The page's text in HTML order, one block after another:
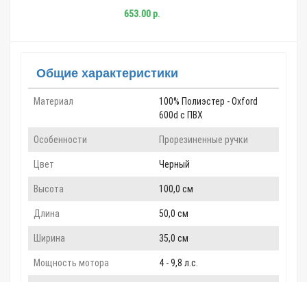
Общие характеристики
Материал
100% Полиэстер - Oxford
600d c ПВХ
Особенности Прорезиненные ручки
Цвет Черный
Высота 100,0 см
Длина 50,0 см
Ширина 35,0 см
Мощность мотора 4 - 9,8 л.с.